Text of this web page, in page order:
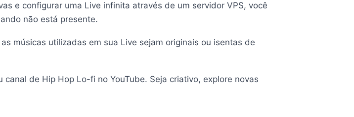
e configurar uma Live infinita através de um servidor VPS, você
não está presente.
músicas utilizadas em sua Live sejam originais ou isentas de
de Hip Hop Lo-fi no YouTube. Seja criativo, explore novas